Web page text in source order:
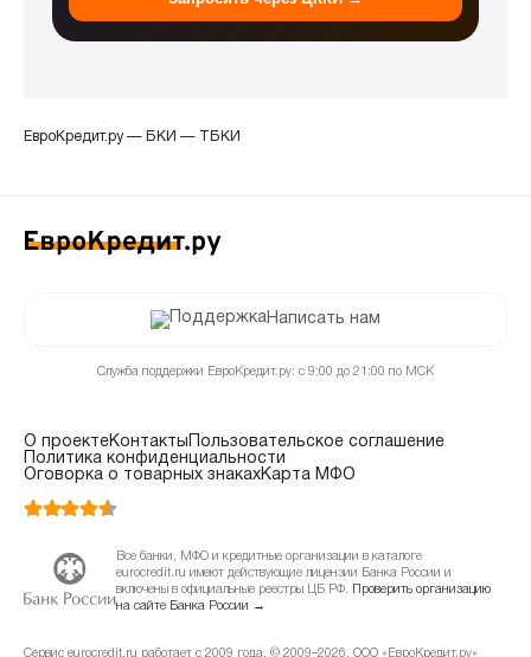
ЕвроКредит.ру— БКИ — ТБКИ
Написать нам
Служба поддержки ЕвроКредит.ру: с 9:00 до 21:00 по МСК
О проектеКонтакты Пользовательское соглашение
Политика конфиденциальности
Оговорка о товарных знакахКарта МФО
Все банки, МФО и кредитные организации в каталоге
eurocredit.ru имеют действующие лицензии Банка России и
включены в официальные реестры ЦБ РФ.
Проверить организацию
на сайте Банка России →
Сервис eurocredit.ru работает с 2009 года. © 2009–2026, ООО «ЕвроКредит.ру»